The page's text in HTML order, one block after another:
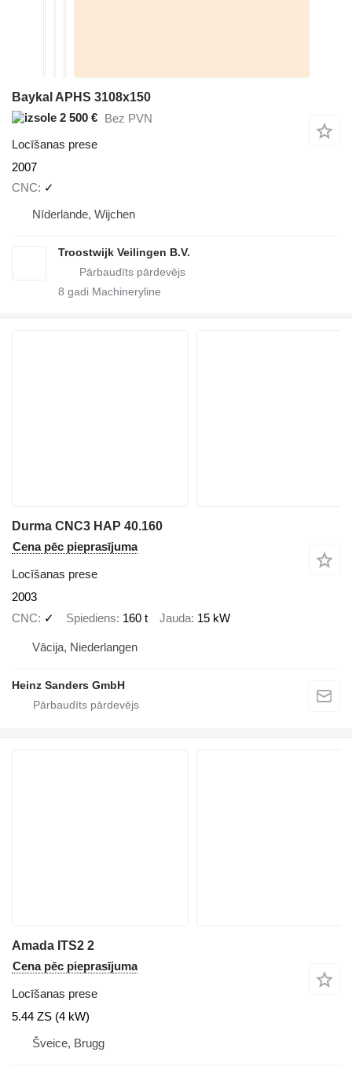
Baykal APHS 3108x150
2 500 € Bez PVN
Locīšanas prese
2007
CNC
✓
Nīderlande, Wijchen
Troostwijk Veilingen B.V.
8 gadi Machineryline
Durma CNC3 HAP 40.160
Cena pēc pieprasījuma
Locīšanas prese
2003
CNC
✓ Spiediens 160 t Jauda 15 kW
Vācija, Niederlangen
Heinz Sanders GmbH
Amada ITS2 2
Cena pēc pieprasījuma
Locīšanas prese
5.44 ZS (4 kW)
Šveice, Brugg